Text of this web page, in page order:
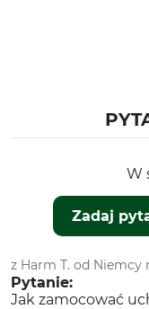
W
Zadaj
z Harm T. od Niemcy
Pytanie:
Jak zamocować